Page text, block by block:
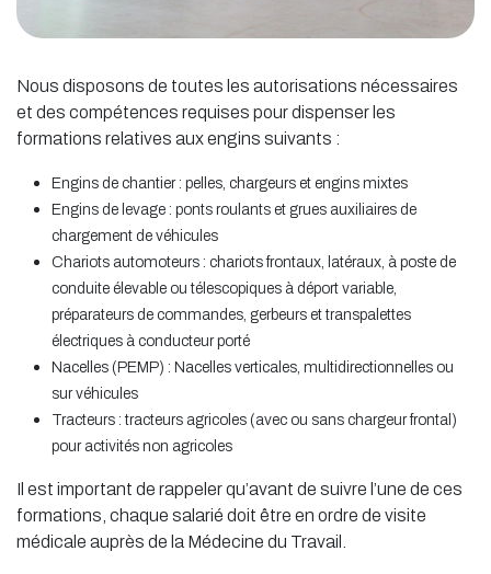
Nous disposons de toutes les autorisations nécessaires
et des compétences requises pour dispenser les
formations relatives aux engins suivants :
Engins de chantier : pelles, chargeurs et engins mixtes
Engins de levage : ponts roulants et grues auxiliaires de
chargement de véhicules
Chariots automoteurs : chariots frontaux, latéraux, à poste de
conduite élevable ou télescopiques à déport variable,
préparateurs de commandes, gerbeurs et transpalettes
électriques à conducteur porté
Nacelles (PEMP) : Nacelles verticales, multidirectionnelles ou
sur véhicules
Tracteurs : tracteurs agricoles (avec ou sans chargeur frontal)
pour activités non agricoles
Il est important de rappeler qu’avant de suivre l’une de ces
formations, chaque salarié doit être en ordre de visite
médicale auprès de la Médecine du Travail.